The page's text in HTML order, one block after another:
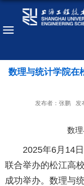
数理与统计学院在
发布者：张鹏 发
数
2025年6月14
联合举办的松江高
成功举办。数理与